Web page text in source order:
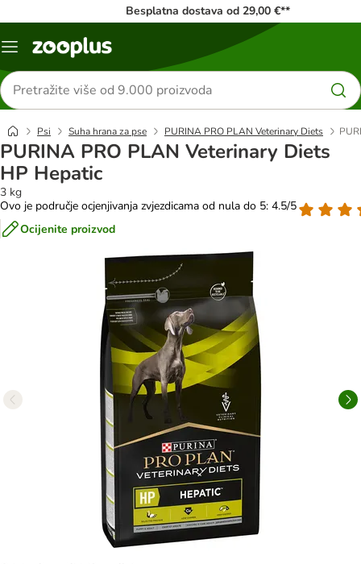
Besplatna dostava od 29,00 €**
Izbornik
Traži
proizvode
Psi Suha hrana za pse PURINA PRO PLAN Veterinary Diets
PURINA PRO PLAN Veterinary Diets
HP Hepatic
3 kg
Ovo je područje ocjenjivanja zvjezdicama od nula do 5: 4.5/5
Ocijenite proizvod